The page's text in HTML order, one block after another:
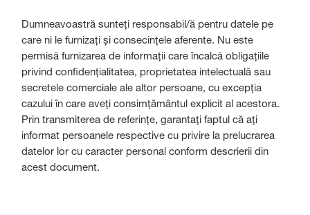
Dumneavoastră sunteți responsabil/ă pentru datele pe
care ni le furnizați și consecințele aferente. Nu este
permisă furnizarea de informații care încalcă obligațiile
privind confidențialitatea, proprietatea intelectuală sau
secretele comerciale ale altor persoane, cu excepția
cazului în care aveți consimțământul explicit al acestora.
Prin transmiterea de referințe, garantați faptul că ați
informat persoanele respective cu privire la prelucrarea
datelor lor cu caracter personal conform descrierii din
acest document.